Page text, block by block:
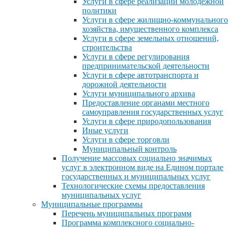
политики
Услуги в сфере жилищно-коммунального
хозяйства, имущественного комплекса
Услуги в сфере земельных отношений,
строительства
Услуги в сфере регулирования
предпринимательской деятельности
Услуги в сфере автотранспорта и
дорожной деятельности
Услуги муниципального архива
Предоставление органами местного
самоуправления государственных услуг
Услуги в сфере природопользования
Иные услуги
Услуги в сфере торговли
Муниципальный контроль
Получение массовых социально значимых
услуг в электронном виде на Едином портале
государственных и муниципальных услуг
Технологические схемы предоставления
муниципальных услуг
Муниципальные программы
Перечень муниципальных программ
Программа комплексного социально-